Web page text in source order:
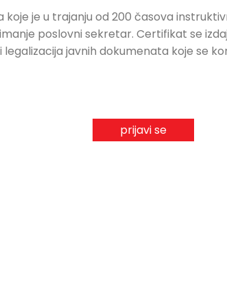
je u trajanju od 200 časova
poslovni sekretar. Certifikat se
javnih dokumenata koje se
prijavi se